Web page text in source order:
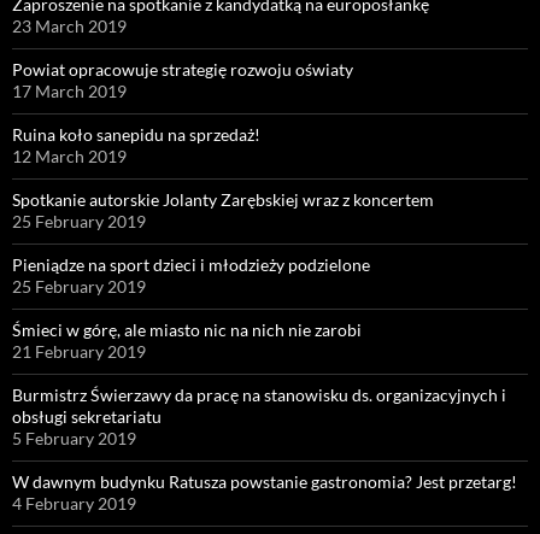
23 March 2019
Powiat opracowuje strategię rozwoju oświaty
17 March 2019
Ruina koło sanepidu na sprzedaż!
12 March 2019
Spotkanie autorskie Jolanty Zarębskiej wraz z koncertem
25 February 2019
Pieniądze na sport dzieci i młodzieży podzielone
25 February 2019
Śmieci w górę, ale miasto nic na nich nie zarobi
21 February 2019
Burmistrz Świerzawy da pracę na stanowisku ds. organizacyjnych i
obsługi sekretariatu
5 February 2019
W dawnym budynku Ratusza powstanie gastronomia? Jest przetarg!
4 February 2019